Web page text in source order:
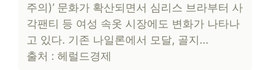
주의)’ 문화가 확산되면서 심리스 브라부터 사
각팬티 등 여성 속옷 시장에도 변화가 나타나
고 있다. 기존 나일론에서 모달, 골지…
출처 : 헤럴드경제